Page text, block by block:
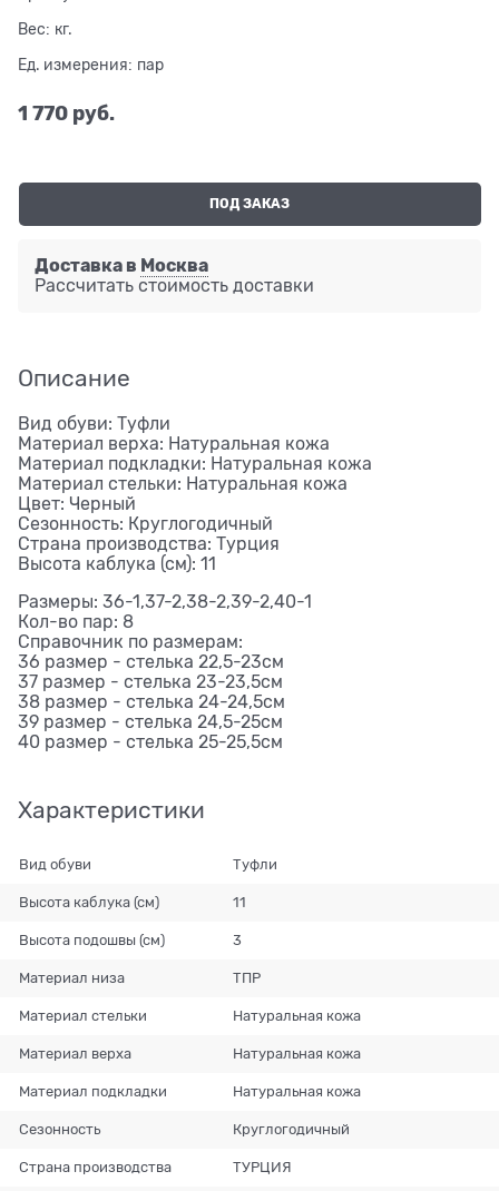
Вес: кг.
Ед. измерения: пар
1 770 руб.
ПОД ЗАКАЗ
Доставка в Москва
Рассчитать стоимость доставки
Описание
Вид обуви: Туфли
Материал верха: Натуральная кожа
Материал подкладки: Натуральная кожа
Материал стельки: Натуральная кожа
Цвет: Черный
Сезонность: Круглогодичный
Страна производства: Турция
Высота каблука (см): 11
Размеры: 36-1,37-2,38-2,39-2,40-1
Кол-во пар: 8
Справочник по размерам:
36 размер - стелька 22,5-23см
37 размер - стелька 23-23,5см
38 размер - стелька 24-24,5см
39 размер - стелька 24,5-25см
40 размер - стелька 25-25,5см
Характеристики
Вид обуви Туфли
Высота каблука (см) 11
Высота подошвы (см) 3
Материал низа ТПР
Материал стельки Натуральная кожа
Материал верха Натуральная кожа
Материал подкладки Натуральная кожа
Сезонность Круглогодичный
Страна производства ТУРЦИЯ